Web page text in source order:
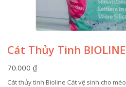
Cát Thủy Tinh BIOLINE
70.000 ₫
Cát thủy tinh Bioline Cát vệ sinh cho mèo